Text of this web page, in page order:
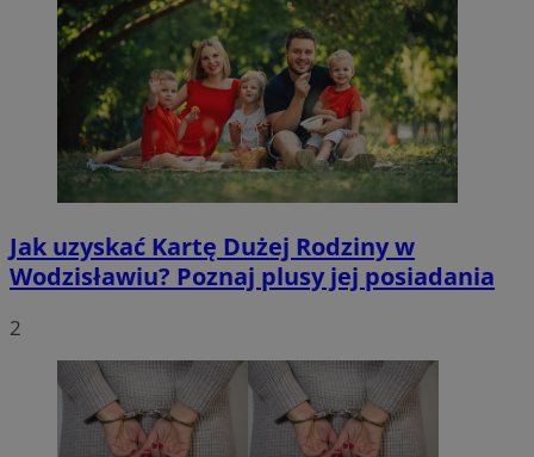
Jak uzyskać Kartę Dużej Rodziny w
Wodzisławiu? Poznaj plusy jej posiadania
2